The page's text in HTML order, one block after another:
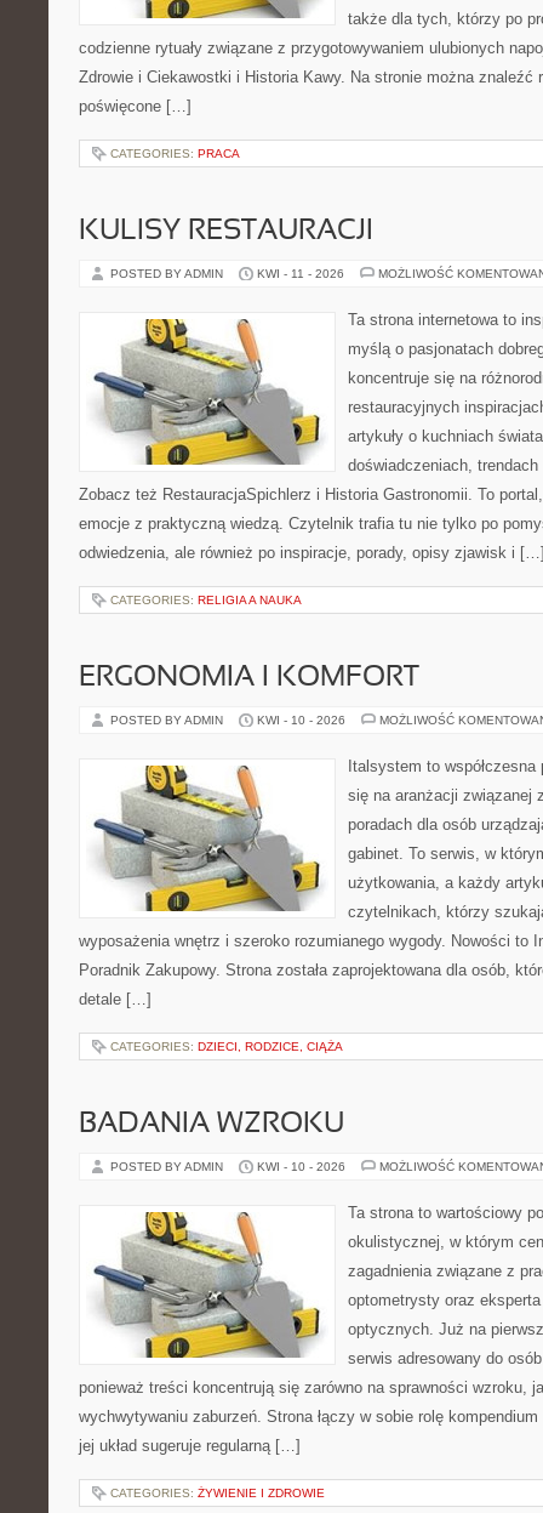
także dla tych, którzy po
codzienne rytuały związane z przygotowywaniem ulubionych
Zdrowie i Ciekawostki i Historia Kawy. Na stronie można znaleźć
poświęcone […]
CATEGORIES: PRACA
KULISY RESTAURACJI
POSTED BY ADMIN KWI - 11 - 2026 MOŻLIWOŚĆ
Ta strona internetowa to
myślą o pasjonatach
koncentruje się na
restauracyjnych
artykuły o kuchniach
doświadczeniach,
Zobacz też RestauracjaSpichlerz i Historia Gastronomii. To
emocje z praktyczną wiedzą. Czytelnik trafia tu nie tylko po
odwiedzenia, ale również po inspiracje, porady, opisy zjawisk i
CATEGORIES: RELIGIA A NAUKA
ERGONOMIA I KOMFORT
POSTED BY ADMIN KWI - 10 - 2026 MOŻLIWOŚĆ
Italsystem to
się na aranżacji związanej
poradach dla osób
gabinet. To serwis, w
użytkowania, a każdy
czytelnikach, którzy
wyposażenia wnętrz i szeroko rozumianego wygody. Nowości to
Poradnik Zakupowy. Strona została zaprojektowana dla osób,
detale […]
CATEGORIES: DZIECI, RODZICE, CIĄŻA
BADANIA WZROKU
POSTED BY ADMIN KWI - 10 - 2026 MOŻLIWOŚĆ
Ta strona to wartościowy
okulistycznej, w którym
zagadnienia związane z
optometrysty oraz
optycznych. Już na
serwis adresowany do
ponieważ treści koncentrują się zarówno na sprawności wzroku,
wychwytywaniu zaburzeń. Strona łączy w sobie rolę
jej układ sugeruje regularną […]
CATEGORIES: ŻYWIENIE I ZDROWIE